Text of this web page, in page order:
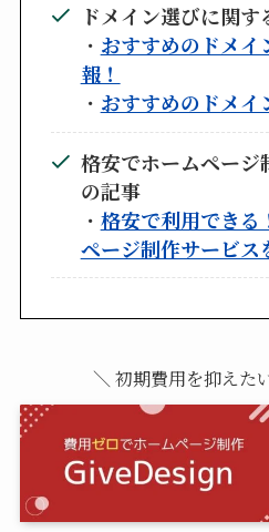
ドメイン選びに関す
・ おすすめのドメ
報！
・ おすすめのドメイ
格安でホームページ
の記事
・ 格安で利用できる
ページ制作サービス
＼ 初期費用を抑えた